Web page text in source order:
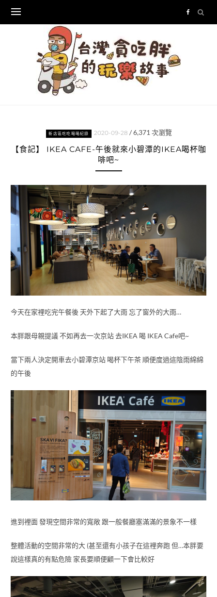
content
新店區吃吃喝喝紀錄 2020-09-28 /6,371 次瀏覽
【食記】 IKEA CAFE-午後就來小碧潭的IKEA喝杯咖
啡吧~
今天在家裡吃完午餐後 天外下起了大雨 忘了窗外的大雨…
本胖跟母親提議 不如再去一次京站 去IKEA 喝 IKEA Cafe吧~
當下兩人決定開車去小碧潭京站 喝杯下午茶 順便度過這陰雨綿綿
的午後
進到裡面 發現空間非常的寬敞 跟一般餐廳塞滿滿的景象不一樣
整體活動的空間非常的大 (甚至還有小孩子在這裡奔跑 但…本胖要
說這樣真的有點危險 家長要順便顧一下會比較好